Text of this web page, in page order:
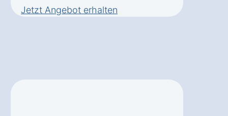
Jetzt Angebot erhalten